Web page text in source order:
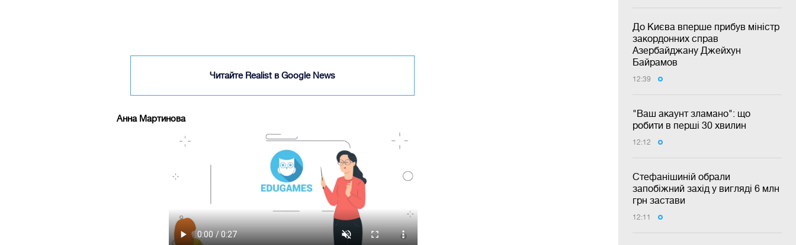
До Києва вперше прибув міністр
закордонних справ
Азербайджану Джейхун
Байрамов
12:39
"Ваш акаунт зламано": що
робити в перші 30 хвилин
12:12
Стефанішиній обрали
запобіжний захід у вигляді 6 млн
грн застави
12:11
Читайте Realist в Google News
Анна Мартинова